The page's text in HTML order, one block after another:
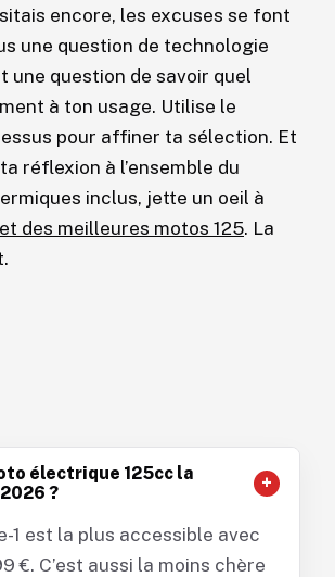
encore, les excuses se font
une question de technologie
une question de savoir quel
à ton usage. Utilise le
pour affiner ta sélection. Et
réflexion à l’ensemble du
inclus, jette un oeil à
des meilleures motos 125. La
électrique 125cc la
?
1 est la plus accessible avec
€. C’est aussi la moins chère